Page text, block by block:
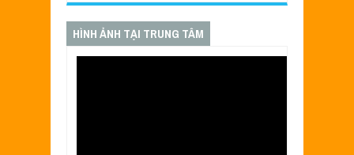
HÌNH ẢNH TẠI TRUNG TÂM